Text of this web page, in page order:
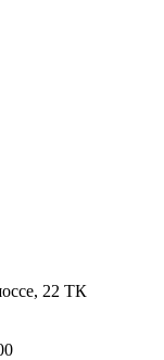
22 ТК